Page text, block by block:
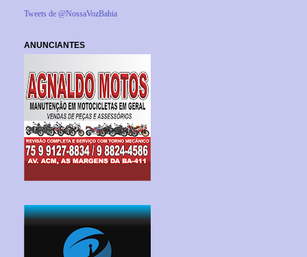
Tweets de @NossaVozBahia
ANUNCIANTES